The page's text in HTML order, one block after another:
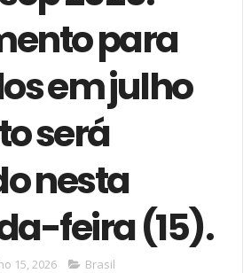
para
em julho
será
nesta
feira (15).
15, 2026 Brasil